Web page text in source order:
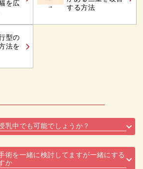
を広
する方法
型の
法を
乳中でも可能でしょうか？
術を一緒に検討してますが一緒にする
か